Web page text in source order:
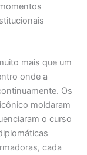
mais que um
onde a
Os
moldaram
o curso
cada